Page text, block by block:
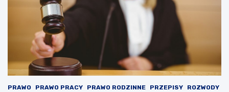
PRAWO PRAWO PRACY PRAWO RODZINNE PRZEPISY ROZWODY